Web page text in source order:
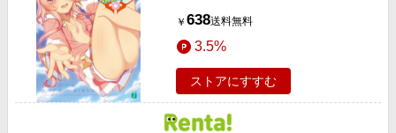
家電・PC・スマホ・カメラ
エンタメ
スポーツ・アウトドア・ゴルフ
インテリア・寝具
楽天ペイ導入ストア
楽天サービス特集
旅行特集
わくわく夏特集
￥ 638送料無料
3.5%
ストアにすすむ